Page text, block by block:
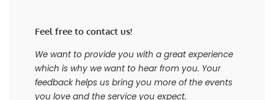
Feel free to contact us!
We want to provide you with a great experience
which is why we want to hear from you. Your
feedback helps us bring you more of the events
you love and the service you expect.